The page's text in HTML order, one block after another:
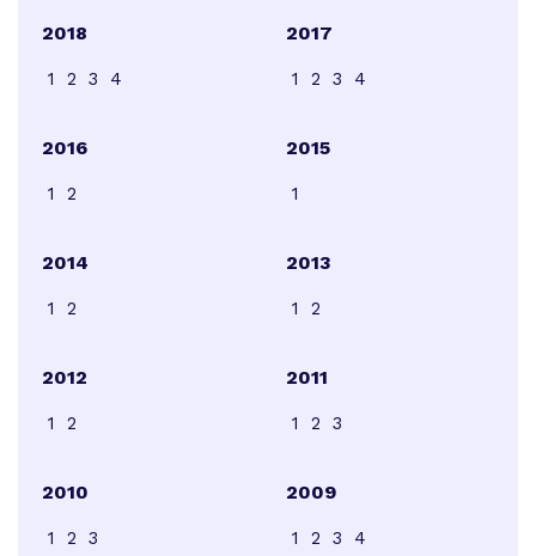
2018
1 2 3 4
2017
1 2 3 4
2016
1 2
2015
1
2014
1 2
2013
1 2
2012
1 2
2011
1 2 3
2010
1 2 3
2009
1 2 3 4